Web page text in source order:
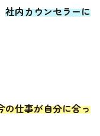
社内カウンセラーに
の仕事が自分に合っ